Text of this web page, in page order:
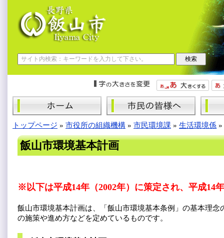
トップページ » 市役所の組織機構 » 市民環境課 » 生活環境係 »
飯山市環境基本計画
※以下は平成14年（2002年）に策定され、平成14
飯山市環境基本計画は、「飯山市環境基本条例」の基本理
の施策や進め方などを定めているものです。